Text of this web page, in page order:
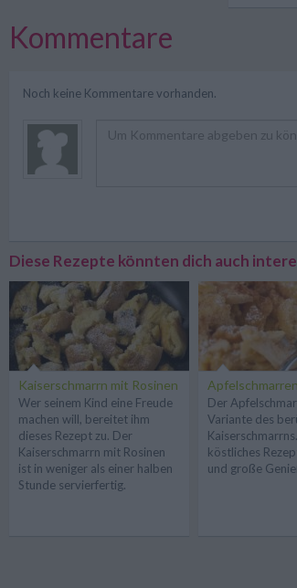
Kommentare
Noch keine Kommentare vorhanden.
Diese Rezepte könnten dich auch
Kaiserschmarrn mit Rosinen
Wer seinem Kind eine Freude
machen will, bereitet ihm
dieses Rezept zu. Der
Kaiserschmarrn mit Rosinen
ist in weniger als einer halben
Stunde servierfertig.
Apfelschmarren
Der
Variante des
köstliches
und große